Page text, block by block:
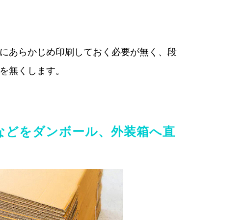
あらかじめ印刷しておく必要が無く、段
無くします。
どをダンボール、外装箱へ直